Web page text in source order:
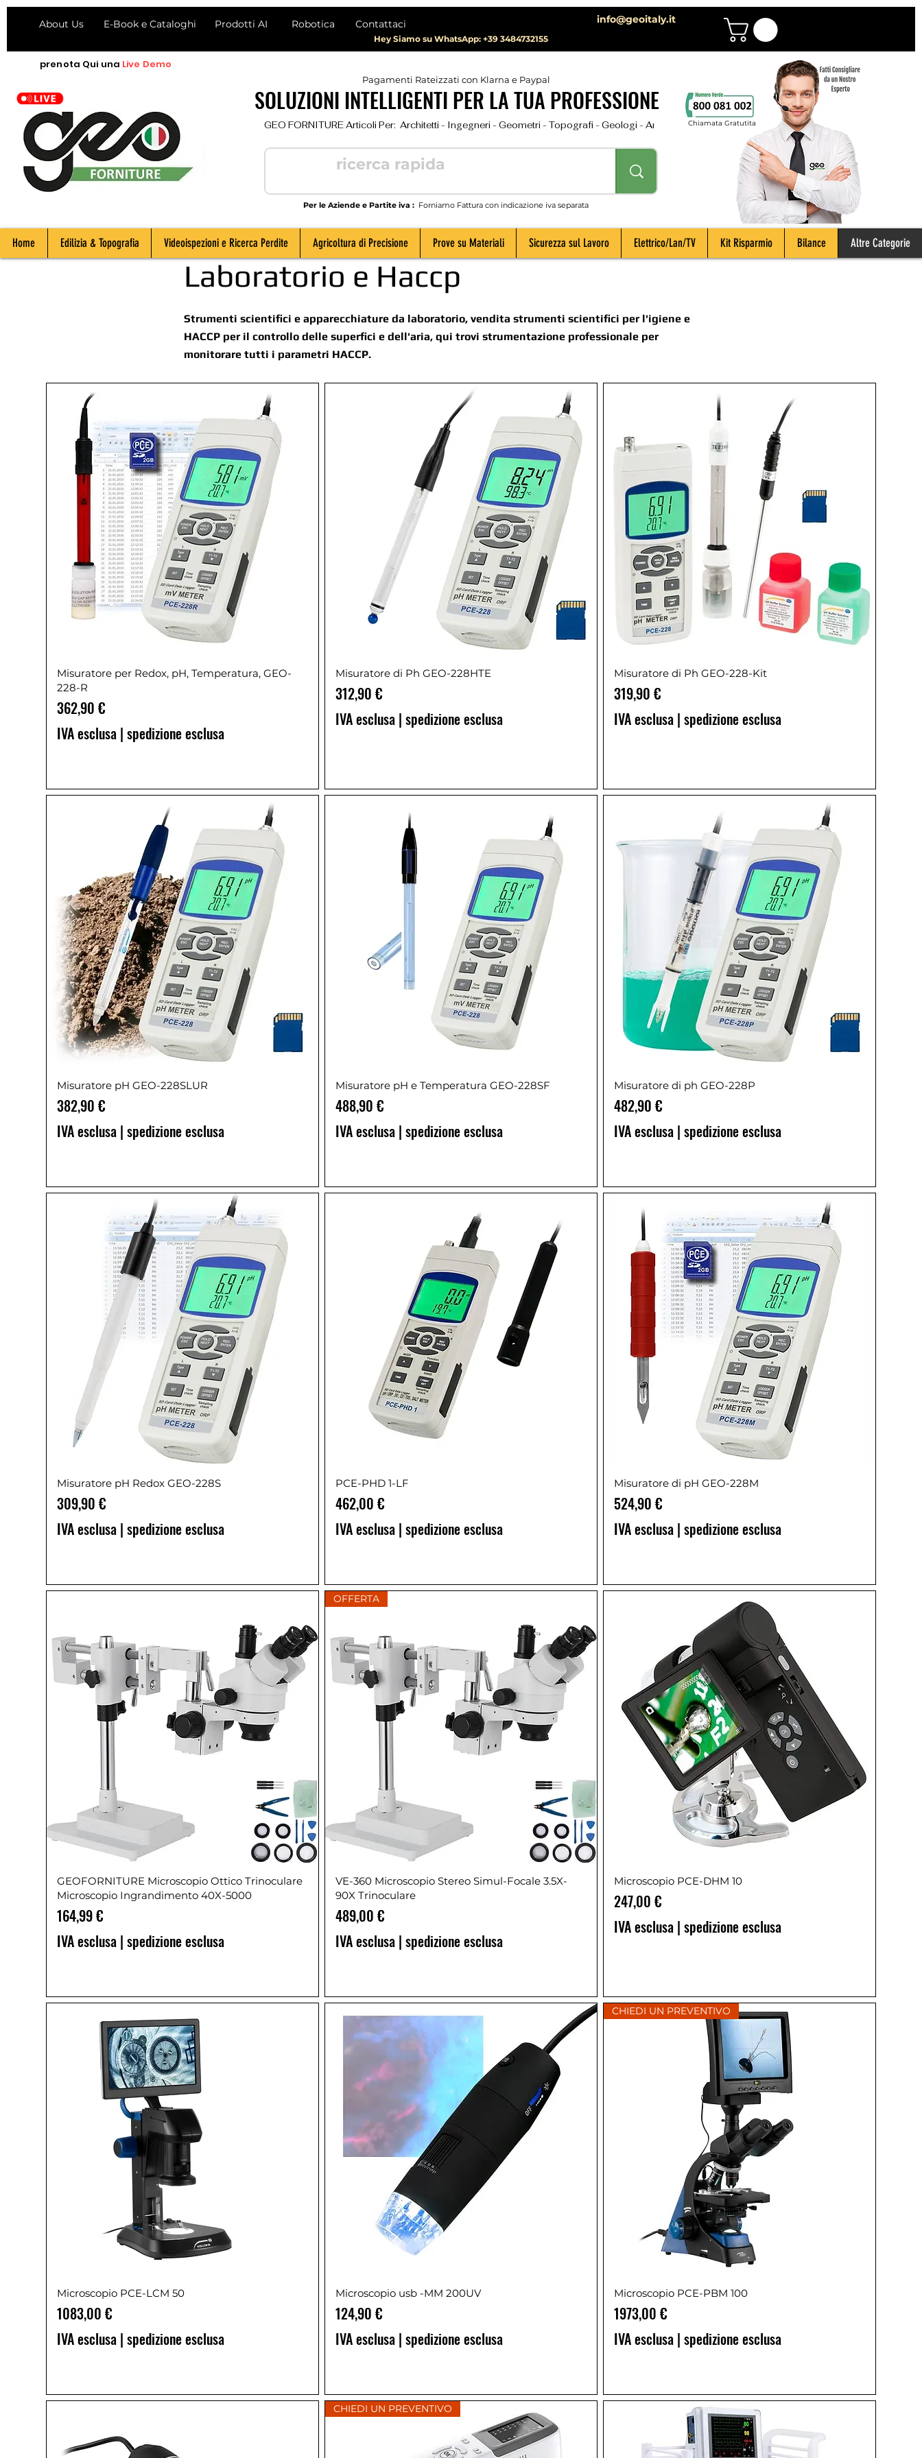
About Us E-Book e Cataloghi Prodotti AI Robotica Contattaci info@geoitaly.it
Hey Siamo su WhatsApp: +39 3484732155
prenota Qui una Live Demo
Pagamenti Rateizzati con Klarna e Paypal
SOLUZIONI INTELLIGENTI PER LA TUA PROFESSIONE
GEO FORNITURE Articoli Per:  Architetti - Ingegneri - Geometri - Topografi - Geologi - Archeologi - Impiantisti - Manutentori - Idraulici - Spurghisti -
Per le Aziende e Partite iva : Forniamo Fattura con indicazione iva separata
Chiamata Gratutita
Laboratorio e Haccp
Strumenti scientifici e apparecchiature da laboratorio, vendita strumenti scientifici per l'igiene e
HACCP per il controllo delle superfici e dell'aria, qui trovi strumentazione professionale per
monitorare tutti i parametri HACCP.
Misuratore per Redox, pH, Temperatura, GEO-
228-R
Prezzo
362,90 €
IVA esclusa | spedizione esclusa
Misuratore di Ph GEO-228HTE
Prezzo
312,90 €
IVA esclusa| spedizione esclusa
Misuratore di Ph GEO-228-Kit
Prezzo
319,90 €
IVA esclusa| spedizione esclusa
Misuratore pH GEO-228SLUR
Prezzo
382,90 €
IVA esclusa | spedizione esclusa
Misuratore pH e Temperatura GEO-228SF
Prezzo
488,90 €
IVA esclusa| spedizione esclusa
Misuratore di ph GEO-228P
Prezzo
482,90 €
IVA esclusa| spedizione esclusa
Misuratore pH Redox GEO-228S
Prezzo
309,90 €
IVA esclusa | spedizione esclusa
PCE-PHD 1-LF
Prezzo
462,00 €
IVA esclusa| spedizione esclusa
Misuratore di pH GEO-228M
Prezzo
524,90 €
IVA esclusa| spedizione esclusa
GEOFORNITURE Microscopio Ottico Trinoculare
Microscopio Ingrandimento 40X-5000
Prezzo
164,99 €
IVA esclusa | spedizione esclusa
OFFERTA
VE-360 Microscopio Stereo Simul-Focale 3.5X-
90X Trinoculare
Prezzo
489,00 €
IVA esclusa| spedizione esclusa
Microscopio PCE-DHM 10
Prezzo
247,00 €
IVA esclusa| spedizione esclusa
Microscopio PCE-LCM 50
Prezzo
1083,00 €
IVA esclusa | spedizione esclusa
Microscopio usb -MM 200UV
Prezzo
124,90 €
IVA esclusa| spedizione esclusa
CHIEDI UN PREVENTIVO
Microscopio PCE-PBM 100
Prezzo
1973,00 €
IVA esclusa| spedizione esclusa
CHIEDI UN PREVENTIVO
Home Edilizia & Topografia Videoispezioni e Ricerca Perdite Agricoltura di Precisione Prove su Materiali Sicurezza sul Lavoro Elettrico/Lan/TV Kit Risparmio Bilance Altre Categorie